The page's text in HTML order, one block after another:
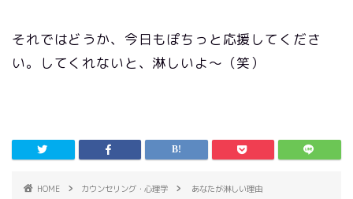
それではどうか、今日もぽちっと応援してくださ
い。してくれないと、淋しいよ〜（笑）
HOME カウンセリング・心理学 あなたが淋しい理由